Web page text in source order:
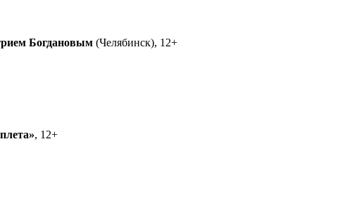
Богдановым (Челябинск), 12+
, 12+